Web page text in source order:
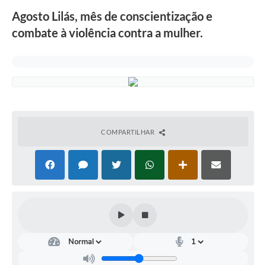
Diário Oficial
Notícias
SELEÇÃO PÚBLICA PARA PREVIDÊNCIA COMPLEMENTAR
Agosto Lilás, mês de conscientização e
combate à violência contra a mulher.
COMPARTILHAR